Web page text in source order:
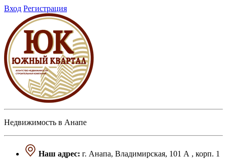
Вход Регистрация
Недвижимость в Анапе
Наш адрес: г. Анапа, Владимирская, 101 А , корп. 1